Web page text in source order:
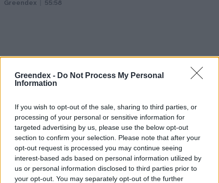
Greendex - Do Not Process My Personal
Information
If you wish to opt-out of the sale, sharing to third parties, or
processing of your personal or sensitive information for
targeted advertising by us, please use the below opt-out
section to confirm your selection. Please note that after your
opt-out request is processed you may continue seeing
interest-based ads based on personal information utilized by
us or personal information disclosed to third parties prior to
your opt-out. You may separately opt-out of the further
Greendex 55:58
Cickafark – Az évezredek óta
ismert gyógynövény